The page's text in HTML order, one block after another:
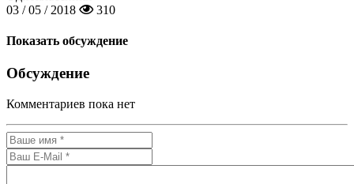
03 / 05 / 2018
310
Показать обсуждение
Обсуждение
Комментариев пока нет